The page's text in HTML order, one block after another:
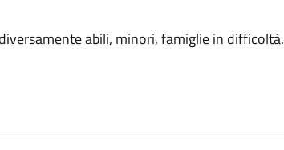
abili, minori, famiglie in difficoltà.